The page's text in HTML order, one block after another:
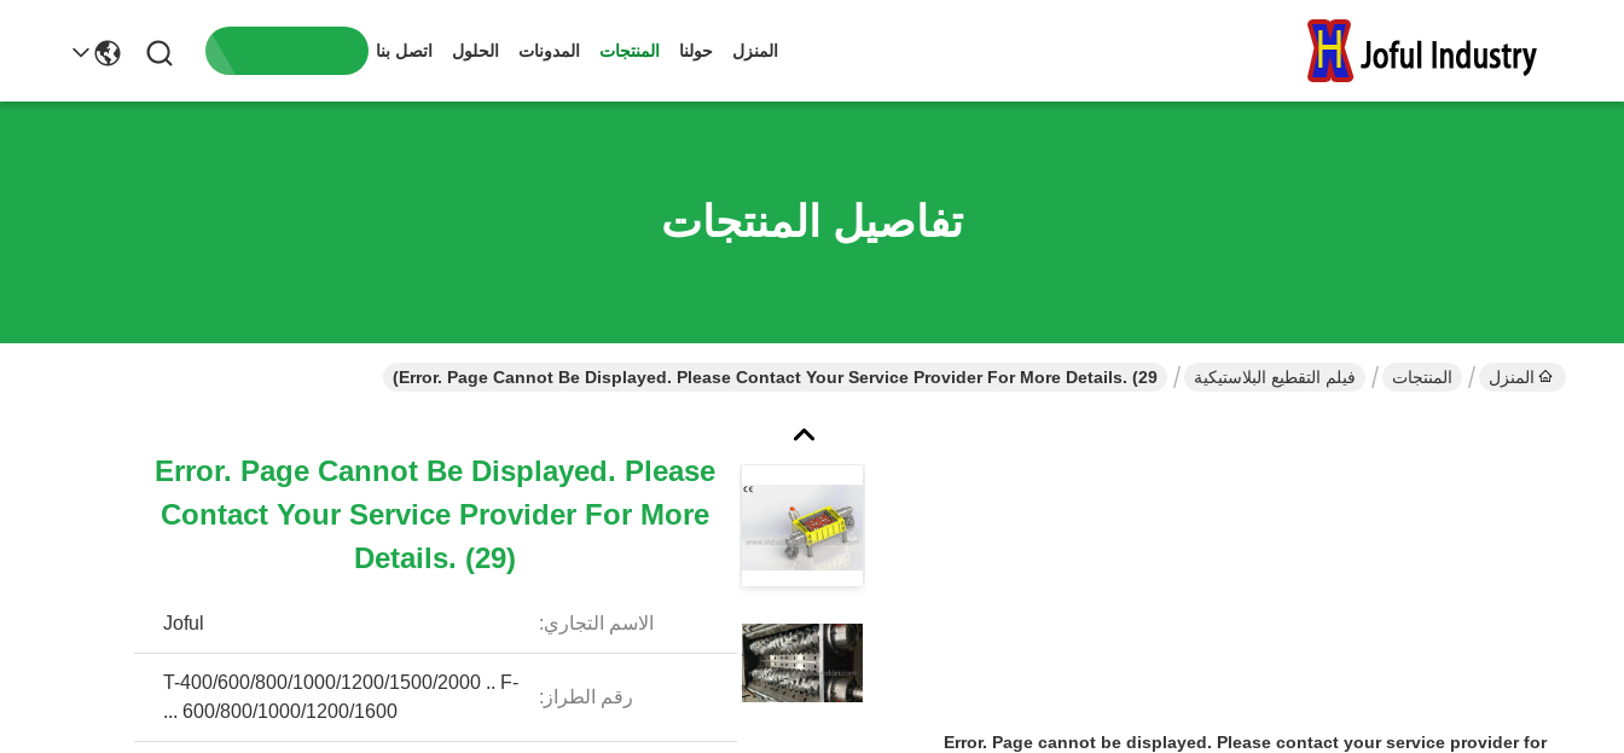
المنزل حولنا المنتجات المدونات الحلول اتصل بنا
تفاصيل المنتجات
المنزل المنتجات فيلم التقطيع البلاستيكية Error. Page Cannot Be Displayed. Please Contact Your Service Provider For More Details. (29)
Error. Page cannot be displayed. Please contact your service provider for
Error. Page Cannot Be Displayed. Please
Contact Your Service Provider For More
Details. (29)
الاسم التجاري: Joful
رقم الطراز:
T-400/600/800/1000/1200/1500/2000 .. F-
600/800/1000/1200/1600 ...